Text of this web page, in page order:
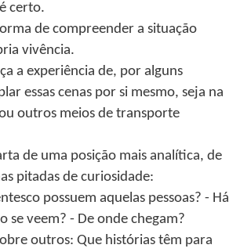
certo.
de compreender a situação
vivência.
a experiência de, por alguns
essas cenas por si mesmo, seja na
outros meios de transporte
de uma posição mais analítica, de
pitadas de curiosidade:
possuem aquelas pessoas? - Há
se veem? - De onde chegam?
outros: Que histórias têm para